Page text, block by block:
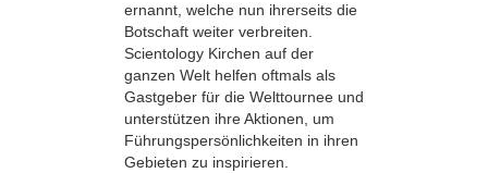
ernannt, welche nun ihrerseits die
Botschaft weiter verbreiten.
Scientology Kirchen auf der
ganzen Welt helfen oftmals als
Gastgeber für die Welttournee und
unterstützen ihre Aktionen, um
Führungs­persönlichkeiten in ihren
Gebieten zu inspirieren.